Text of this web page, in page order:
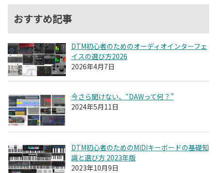
おすすめ記事
DTM初心者のためのオーディオインターフェ
イスの選び方2026
2026年4月7日
今さら聞けない、“DAWって何？”
2024年5月11日
DTM初心者のためのMIDIキーボードの基礎知
識と選び方 2023年版
2023年10月9日